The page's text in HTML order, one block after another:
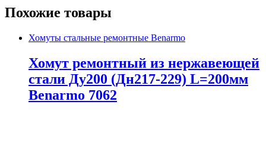
Похожие товары
Хомуты стальные ремонтные Benarmo
Хомут ремонтный из нержавеющей
стали Ду200 (Дн217-229) L=200мм
Benarmo 7062